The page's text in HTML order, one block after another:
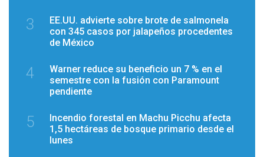
3
EE.UU. advierte sobre brote de salmonela
con 345 casos por jalapeños procedentes
de México
4
Warner reduce su beneficio un 7 % en el
semestre con la fusión con Paramount
pendiente
5
Incendio forestal en Machu Picchu afecta
1,5 hectáreas de bosque primario desde el
lunes